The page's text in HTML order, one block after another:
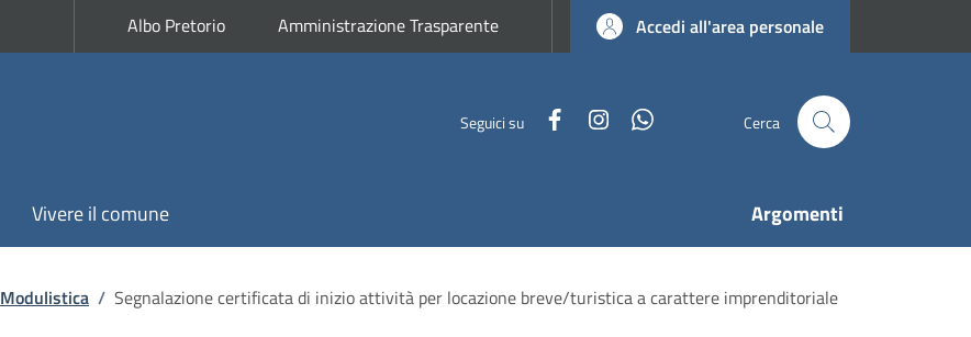
Albo Pretorio Amministrazione Trasparente Accedi all'area personale
Seguici su FacebookInstagram Cerca
Vivere il comune Argomenti
Modulistica / Segnalazione certificata di inizio attività per locazione breve/turistica a carattere imprenditoriale